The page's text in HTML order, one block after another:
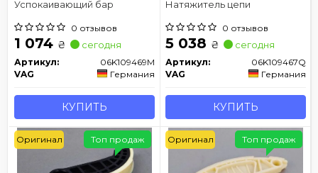
Успокаивающий бар
0 отзывов
1 074 ₴ сегодня
Артикул:
06K109469M
VAG
Германия
КУПИТЬ
Натяжитель цепи
0 отзывов
5 038 ₴ сегодня
Артикул:
06K109467Q
VAG
Германия
КУПИТЬ
Топ продаж
Оригинал Топ продаж
Оригинал